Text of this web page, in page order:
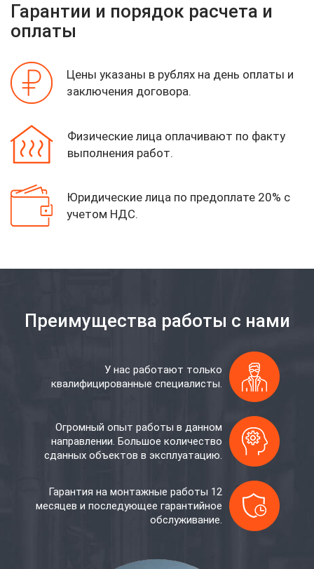
Гарантии и порядок расчета и
оплаты
Цены указаны в рублях на день оплаты и
заключения договора.
Физические лица оплачивают по факту
выполнения работ.
Юридические лица по предоплате 20% с
учетом НДС.
Преимущества работы с нами
У нас работают только
квалифицированные специалисты.
Огромный опыт работы в данном
направлении. Большое количество
сданных объектов в эксплуатацию.
Гарантия на монтажные работы 12
месяцев и последующее гарантийное
обслуживание.